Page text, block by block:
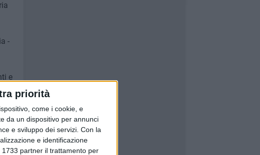
priorità
come i cookie, e
da un dispositivo per annunci
e sviluppo dei servizi. Con la
e identificazione
partner il trattamento per
-
e
il
far